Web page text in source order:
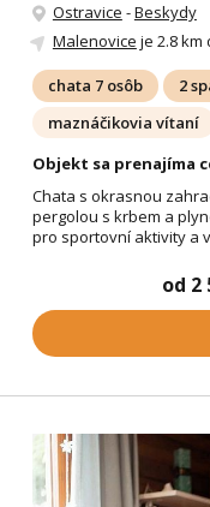
Ostravice -Beskydy
Malenovice je 2.8 km
chata 7 osôb 2
maznáčikovia vítaní
Objekt sa prenajíma
Chata s okrasnou
pergolou s krbem a
pro sportovní aktivity a
od 2